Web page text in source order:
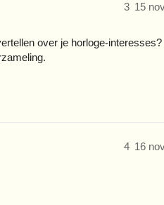
15
3
over je horloge-
16
4